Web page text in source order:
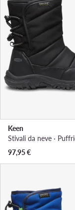
Keen
97,95€